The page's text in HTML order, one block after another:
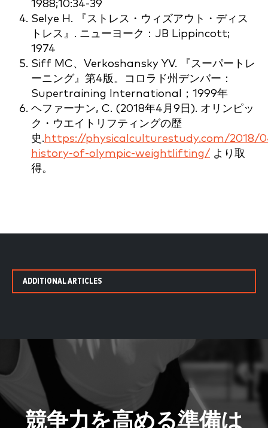
1988;10:34-39
Selye H. 『ストレス・ウィズアウト・ディス
トレス』. ニューヨーク：JB Lippincott;
1974
Siff MC、Verkoshansky YV. 『スーパートレ
ーニング』第4版。コロラド州デンバー：
Supertraining International；1999年
ヘファーナン, C. (2018年4月9日). オリンピッ
ク・ウエイトリフティングの歴
史. https://physicalculturestudy.com/2018/
history-of-olympic-weightlifting/ より取
得。
ADDITIONAL ARTICLES
競争力を高める準備は